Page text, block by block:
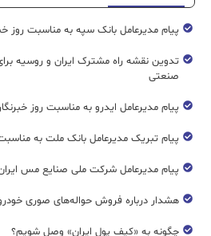
پیام مدیرعامل بانک سپه به مناسبت روز
تدوین نقشه راه مشترک ایران و روسیه
صنعتی
پیام مدیرعامل ایدرو به مناسبت روز
پیام تبریک مدیرعامل بانک ملت به مناسبت
پیام مدیرعامل شرکت ملی صنایع مس
هشدار درباره فروش حواله‌های صوری
چگونه به «کیف پول ایران» وصل شویم؟